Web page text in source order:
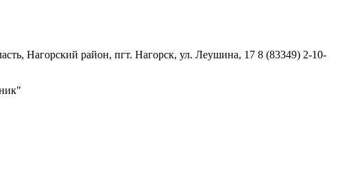
Нагорский район, пгт. Нагорск, ул. Леушина, 17 8 (83349) 2-10-